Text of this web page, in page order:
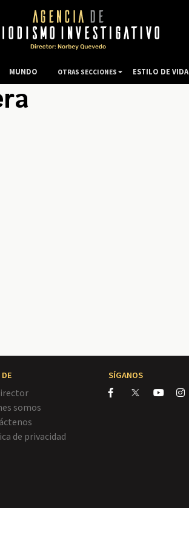
somos
de privacidad
SÍGANOS
MUNDO OTRAS SECCIONES ESTILO DE VIDA